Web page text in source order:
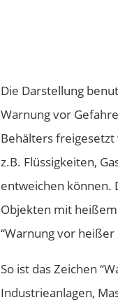
Die Darstellung
Warnung vor
Behälters
z.B. Flüssigkeiten,
entweichen können.
Objekten mit
“Warnung vor
So ist das Zeichen
Industrieanlagen,